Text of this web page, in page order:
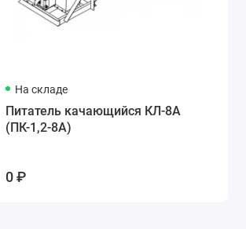
На складе
Питатель качающийся КЛ-8А
(ПК-1,2-8А)
0 ₽